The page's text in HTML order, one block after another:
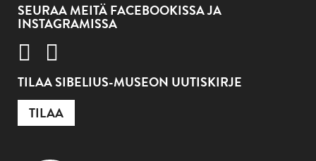
SEURAA MEITÄ FACEBOOKISSA JA
INSTAGRAMISSA
TILAA SIBELIUS-MUSEON UUTISKIRJE
TILAA